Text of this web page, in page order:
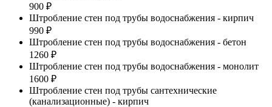
900 ₽
Штробление стен под трубы водоснабжения - кирпич
990 ₽
Штробление стен под трубы водоснабжения - бетон
1260 ₽
Штробление стен под трубы водоснабжения - монолит
1600 ₽
Штробление стен под трубы сантехнические
(канализационные) - кирпич